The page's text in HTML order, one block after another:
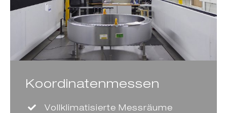
Koordinatenmessen
Vollklimatisierte Messräume